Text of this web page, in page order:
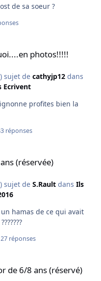
de sa soeur ?
photos!!!!!
sujet de cathyjp12dans
Ecrivent
bien la
réponses
(réservée)
sujet de S.Raultdans Ils
hamas de ce qui avait
???????
réponses
de 6/8 ans (réservé)